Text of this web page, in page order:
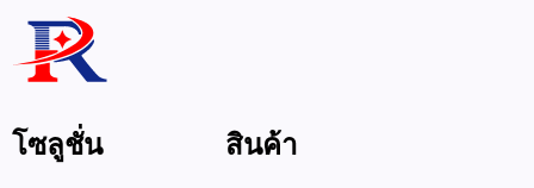
โซลูชั่น สินค้า